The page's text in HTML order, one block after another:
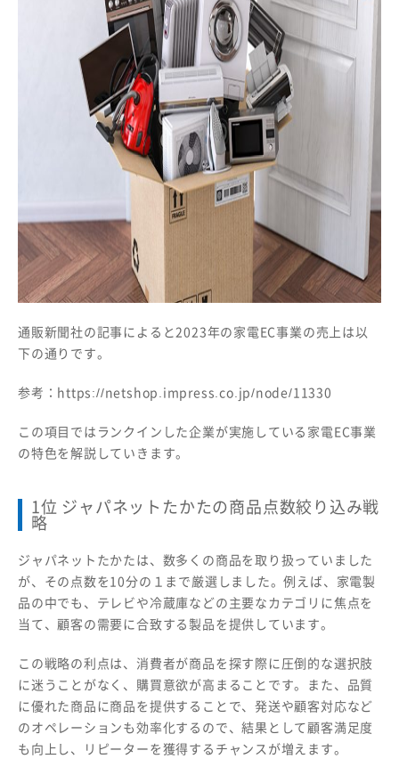
通販新聞社の記事によると2023年の家電EC事業の売上は以
下の通りです。
参考： https://netshop.impress.co.jp/node/11330
この項目ではランクインした企業が実施している家電EC事業
の特色を解説していきます。
1位 ジャパネットたかたの商品点数絞り込み戦
略
ジャパネットたかたは、数多くの商品を取り扱っていました
が、その点数を10分の１まで厳選しました。例えば、家電製
品の中でも、テレビや冷蔵庫などの主要なカテゴリに焦点を
当て、顧客の需要に合致する製品を提供しています。
この戦略の利点は、消費者が商品を探す際に圧倒的な選択肢
に迷うことがなく、購買意欲が高まることです。また、品質
に優れた商品に商品を提供することで、発送や顧客対応など
のオペレーションも効率化するので、結果として顧客満足度
も向上し、リピーターを獲得するチャンスが増えます。